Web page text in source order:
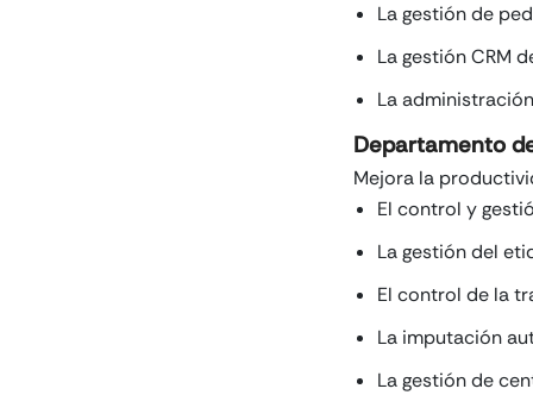
La gestión de
La gestión CRM
La
Departamento
Mejora la
El control y
La gestión del
El control de la
La imputación
La gestión de